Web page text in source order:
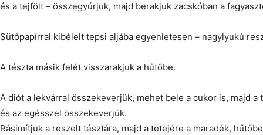
és a tejfölt – összegyúrjuk, majd berakjuk zacskóban a
Sütőpapírral kibélelt tepsi aljába egyenletesen – nagylyukú
A tészta másik felét visszarakjuk a hűtőbe.
A diót a lekvárral összekeverjük, mehet bele a cukor is, majd
és az egésszel összekeverjük.
Rásimítjuk a reszelt tésztára, majd a tetejére a maradék,